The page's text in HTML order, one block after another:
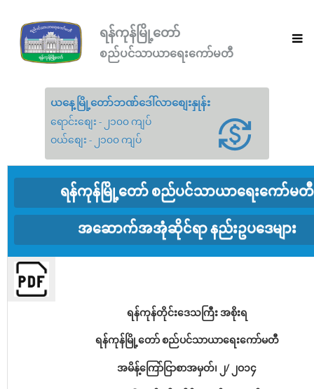
ရန်ကုန်မြို့တော်
စည်ပင်သာယာရေးကော်မတီ
ယနေ့မြို့တော်ဘဏ်ဒေါ်လာစျေးနှုန်း
ရောင်းစျေး - ၂၁၀၀ ကျပ်
ဝယ်စျေး - ၂၁၀၀ ကျပ်
ရန်ကုန်မြို့တော် စည်ပင်သာယာရေးကော်မတီ
အဆောက်အအုံဆိုင်ရာ နည်းဥပဒေများ
ရန်ကုန်တိုင်းဒေသကြီး အစိုးရ
ရန်ကုန်မြို့တော် စည်ပင်သာယာရေးကော်မတီ
အမိန့်ကြော်ငြာစာအမှတ်၊ ၂/ ၂ဝ၁၄